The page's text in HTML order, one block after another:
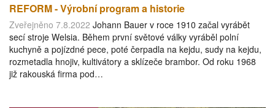
REFORM - Výrobní program a historie
Zveřejněno 7.8.2022 Johann Bauer v roce 1910 začal vyrábět
secí stroje Welsia. Během první světové války vyráběl polní
kuchyně a pojízdné pece, poté čerpadla na kejdu, sudy na kejdu,
rozmetadla hnojiv, kultivátory a sklízeče brambor. Od roku 1968
již rakouská firma pod…